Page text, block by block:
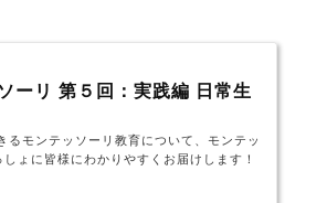
ーリ 第５回：実践編 日常生
モンテッソーリ教育について、モンテッ
ょに皆様にわかりやすくお届けします！